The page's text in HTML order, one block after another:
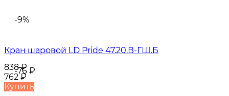
-9%
-76 ₽
Кран шаровой LD Pride 47.20.В-ГШ.Б
838₽
762₽
Купить